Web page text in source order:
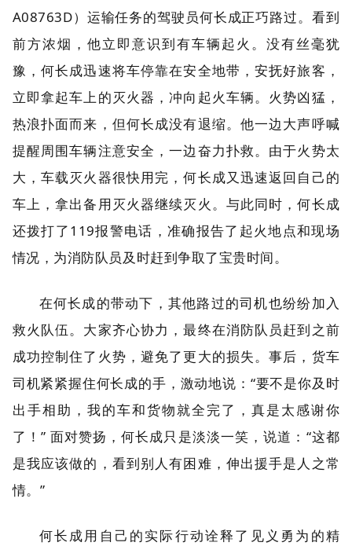
A08763D）运输任务的驾驶员何长成正巧路过。看到
前方浓烟，他立即意识到有车辆起火。没有丝毫犹
豫，何长成迅速将车停靠在安全地带，安抚好旅客，
立即拿起车上的灭火器，冲向起火车辆。火势凶猛，
热浪扑面而来，但何长成没有退缩。他一边大声呼喊
提醒周围车辆注意安全，一边奋力扑救。由于火势太
大，车载灭火器很快用完，何长成又迅速返回自己的
车上，拿出备用灭火器继续灭火。与此同时，何长成
还拨打了119报警电话，准确报告了起火地点和现场
情况，为消防队员及时赶到争取了宝贵时间。
在何长成的带动下，其他路过的司机也纷纷加入
救火队伍。大家齐心协力，最终在消防队员赶到之前
成功控制住了火势，避免了更大的损失。事后，货车
司机紧紧握住何长成的手，激动地说：“要不是你及时
出手相助，我的车和货物就全完了，真是太感谢你
了！” 面对赞扬，何长成只是淡淡一笑，说道：“这都
是我应该做的，看到别人有困难，伸出援手是人之常
情。”
何长成用自己的实际行动诠释了见义勇为的精